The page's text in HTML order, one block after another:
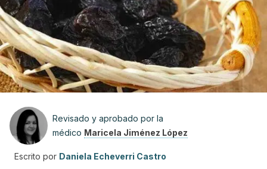
Revisado y aprobado por la
médico Maricela Jiménez López
Escrito por Daniela Echeverri Castro